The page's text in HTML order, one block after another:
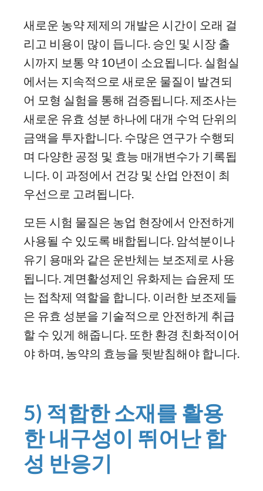
새로운 농약 제제의 개발은 시간이 오래 걸
리고 비용이 많이 듭니다. 승인 및 시장 출
시까지 보통 약 10년이 소요됩니다. 실험실
에서는 지속적으로 새로운 물질이 발견되
어 모형 실험을 통해 검증됩니다. 제조사는
새로운 유효 성분 하나에 대개 수억 단위의
금액을 투자합니다. 수많은 연구가 수행되
며 다양한 공정 및 효능 매개변수가 기록됩
니다. 이 과정에서 건강 및 산업 안전이 최
우선으로 고려됩니다.
모든 시험 물질은 농업 현장에서 안전하게
사용될 수 있도록 배합됩니다. 암석분이나
유기 용매와 같은 운반체는 보조제로 사용
됩니다. 계면활성제인 유화제는 습윤제 또
는 접착제 역할을 합니다. 이러한 보조제들
은 유효 성분을 기술적으로 안전하게 취급
할 수 있게 해줍니다. 또한 환경 친화적이어
야 하며, 농약의 효능을 뒷받침해야 합니다.
5) 적합한 소재를 활용
한 내구성이 뛰어난 합
성 반응기